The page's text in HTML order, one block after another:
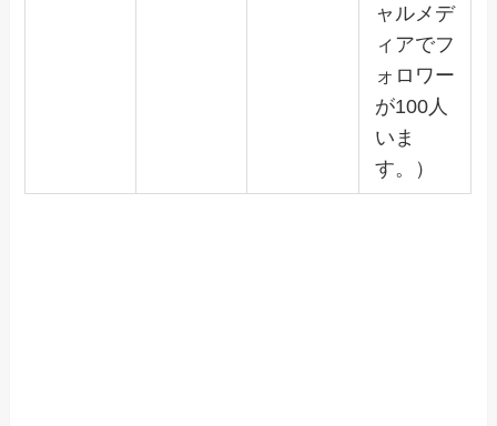
ャルメデ
ィアでフ
ォロワー
が100人
いま
す。）